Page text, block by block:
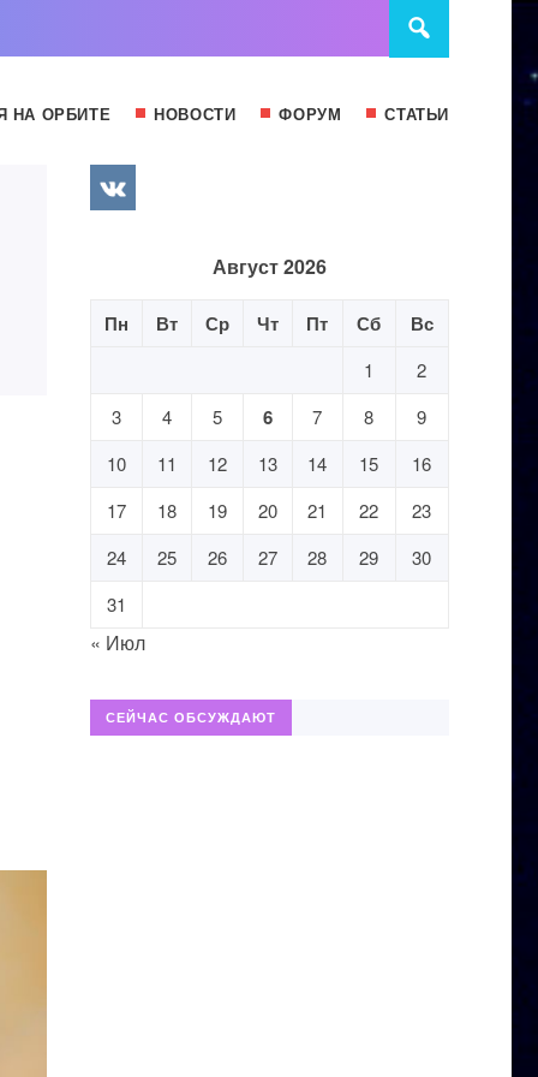
НА ОРБИТЕ НОВОСТИ ФОРУМ СТАТЬИ
Август 2026
Пн Вт Ср Чт Пт Сб Вс
1
2
3
4 5 6 7 8
9
10
11 12 13 14 15
16
17
18 19 20 21 22
23
24
25 26 27 28 29
30
31
« Июл
СЕЙЧАС ОБСУЖДАЮТ